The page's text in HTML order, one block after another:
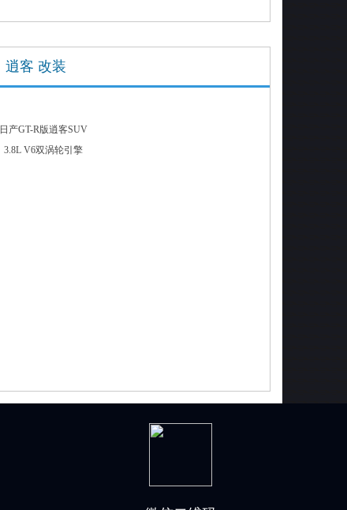
逍客 改装
日产GT-R版逍客SUV
3.8L V6双涡轮引擎